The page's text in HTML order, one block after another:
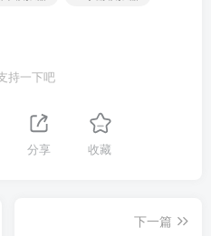
持一下吧
分享 收藏
下一篇